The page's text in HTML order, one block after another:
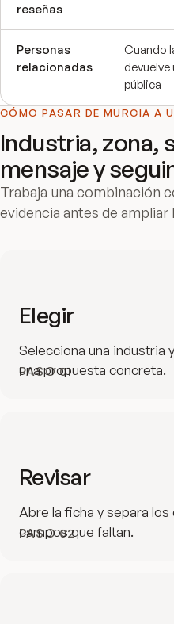
reseñas
Personas
relacionadas
Cuando
devuelve
pública
CÓMO PASAR DEMURCIA A
Industria, zona,
mensaje y
Trabaja una combinación
evidencia antes de ampliar
PASO01
Elegir
Selecciona una industria
una propuesta concreta.
PASO02
Revisar
Abre la ficha y separa
campos que faltan.